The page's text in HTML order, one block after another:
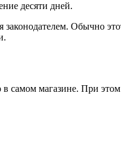
десяти дней.
Обычно
самом магазине. При